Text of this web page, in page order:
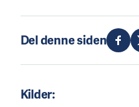
Del denne siden
Kilder: